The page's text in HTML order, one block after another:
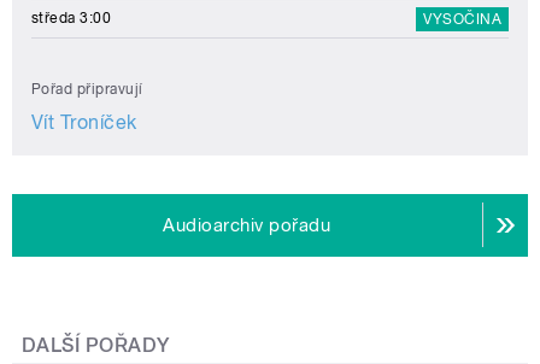
středa 3:00 VYSOČINA
Pořad připravují
Vít Troníček
Audioarchiv pořadu
DALŠÍ POŘADY